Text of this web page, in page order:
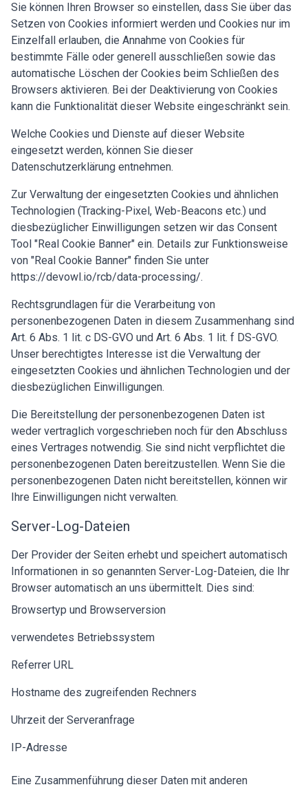
Sie können Ihren Browser so einstellen, dass Sie über das
Setzen von Cookies informiert werden und Cookies nur im
Einzelfall erlauben, die Annahme von Cookies für
bestimmte Fälle oder generell ausschließen sowie das
automatische Löschen der Cookies beim Schließen des
Browsers aktivieren. Bei der Deaktivierung von Cookies
kann die Funktionalität dieser Website eingeschränkt sein.
Welche Cookies und Dienste auf dieser Website
eingesetzt werden, können Sie dieser
Datenschutzerklärung entnehmen.
Zur Verwaltung der eingesetzten Cookies und ähnlichen
Technologien (Tracking-Pixel, Web-Beacons etc.) und
diesbezüglicher Einwilligungen setzen wir das Consent
Tool "Real Cookie Banner" ein. Details zur Funktionsweise
von "Real Cookie Banner" finden Sie unter
https://devowl.io/rcb/data-processing/.
Rechtsgrundlagen für die Verarbeitung von
personenbezogenen Daten in diesem Zusammenhang sind
Art. 6 Abs. 1 lit. c DS-GVO und Art. 6 Abs. 1 lit. f DS-GVO.
Unser berechtigtes Interesse ist die Verwaltung der
eingesetzten Cookies und ähnlichen Technologien und der
diesbezüglichen Einwilligungen.
Die Bereitstellung der personenbezogenen Daten ist
weder vertraglich vorgeschrieben noch für den Abschluss
eines Vertrages notwendig. Sie sind nicht verpflichtet die
personenbezogenen Daten bereitzustellen. Wenn Sie die
personenbezogenen Daten nicht bereitstellen, können wir
Ihre Einwilligungen nicht verwalten.
Server-Log-Dateien
Der Provider der Seiten erhebt und speichert automatisch
Informationen in so genannten Server-Log-Dateien, die Ihr
Browser automatisch an uns übermittelt. Dies sind:
Browsertyp und Browserversion
verwendetes Betriebssystem
Referrer URL
Hostname des zugreifenden Rechners
Uhrzeit der Serveranfrage
IP-Adresse
Eine Zusammenführung dieser Daten mit anderen